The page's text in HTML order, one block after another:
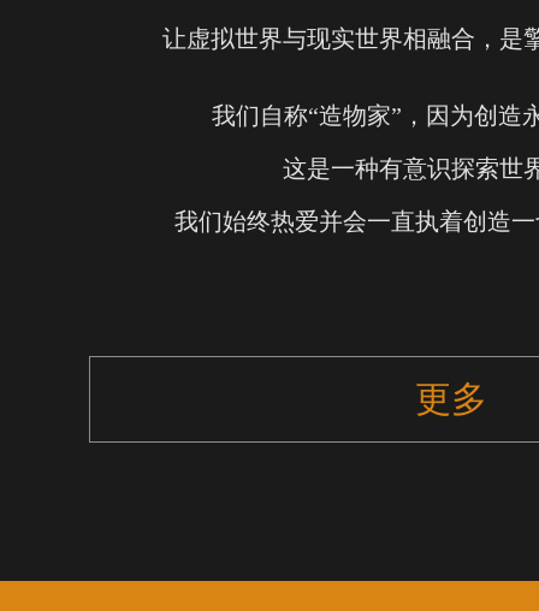
让虚拟世界与现实世界相融合，是
我们自称“造物家”，因为创造
这是一种有意识探索世
我们始终热爱并会一直执着创造
更多